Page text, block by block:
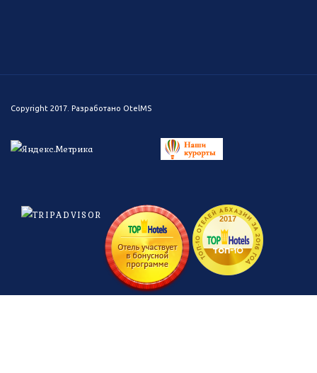
Copyright 2017. Разработано OtelMS
2017
топ-10
ТОП-10 ОТЕЛЕЙ АБХАЗИИ ЗА 2016 ГОД